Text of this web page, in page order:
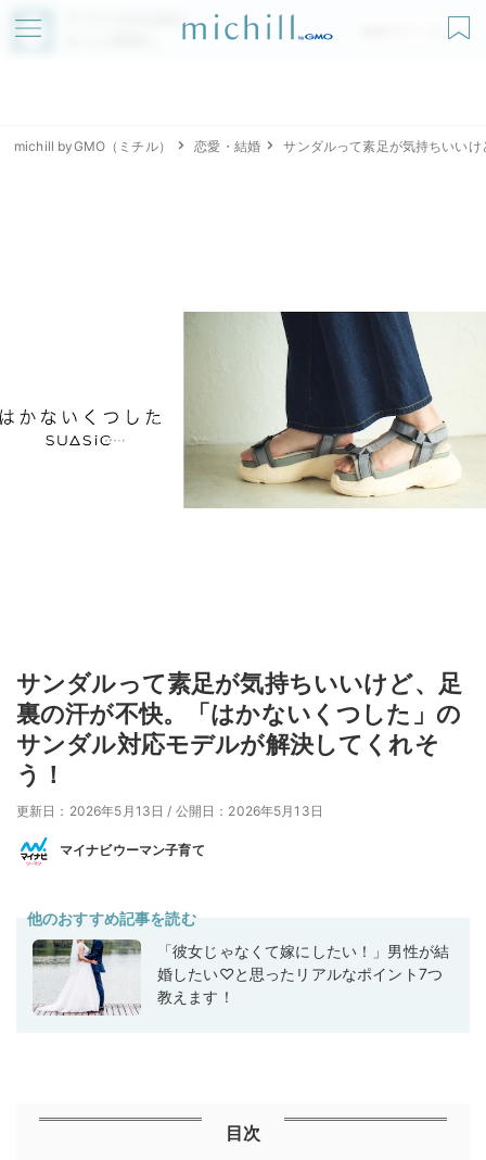
アプリでmichillが
無料ダウンロード
michill byGMO（ミチル） 恋愛・結婚 サンダルって素足が気持ちいい
サンダルって素足が気持ちいいけど、足
裏の汗が不快。「はかないくつした」の
サンダル対応モデルが解決してくれそ
う！
更新日：2026年5月13日 / 公開日：2026年5月13日
マイナビウーマン子育て
他のおすすめ記事を読む
「彼女じゃなくて嫁にしたい！」男性が結
婚したい♡と思ったリアルなポイント7つ
教えます！
目次